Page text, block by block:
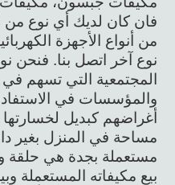
فان كان لديك أي نوع من
من أنواع الأجهزة
نوع آخر اتصل بنا. فنحن
المجتمعية التي تسهم في
والمؤسسات في
أغراضهم كبديل لخسارتها
مساحة في المنزل بغير
مستعملة بجدة هي
بيع مكيفاته المستعملة